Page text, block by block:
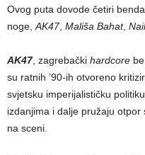
Ovog puta dovode četiri
noge, AK47, Mališa Bahat,
AK47, zagrebački hardcore
su ratnih ’90-ih otvoreno
svjetsku imperijalističku
izdanjima i dalje pružaju otpor
na sceni.